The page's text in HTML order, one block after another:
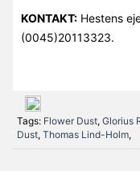
KONTAKT:Hestens
(0045)20113323.
Tags: Flower Dust, Glorius
Dust, Thomas Lind-Holm,